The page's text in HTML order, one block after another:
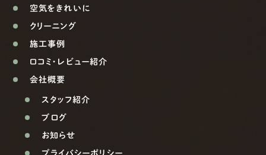
空気をきれいに
クリーニング
施工事例
口コミ・レビュー紹介
会社概要
スタッフ紹介
ブログ
お知らせ
プライバシーポリシー